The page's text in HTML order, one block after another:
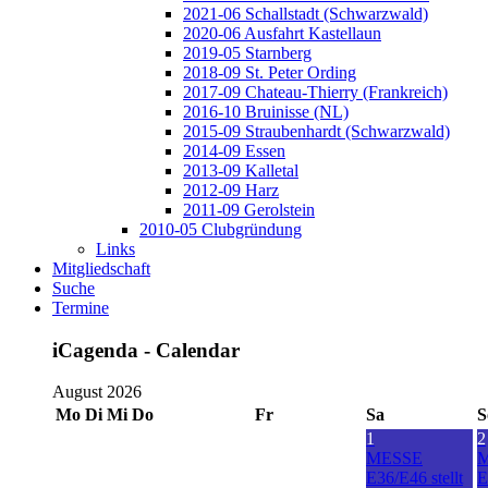
2021-06 Schallstadt (Schwarzwald)
2020-06 Ausfahrt Kastellaun
2019-05 Starnberg
2018-09 St. Peter Ording
2017-09 Chateau-Thierry (Frankreich)
2016-10 Bruinisse (NL)
2015-09 Straubenhardt (Schwarzwald)
2014-09 Essen
2013-09 Kalletal
2012-09 Harz
2011-09 Gerolstein
2010-05 Clubgründung
Links
Mitgliedschaft
Suche
Termine
iCagenda - Calendar
August 2026
Mo Di Mi Do Fr Sa
1
MESSE
E36/E46 stellt
2